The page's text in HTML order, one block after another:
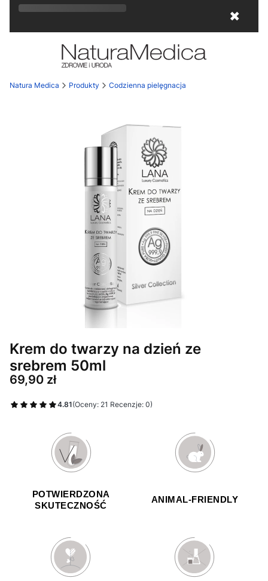
Rozkwitaj na wiosnę! Z kodem ✖
Natura Medica Produkty Codzienna pielęgnacja
Krem do twarzy na dzień ze
srebrem 50ml
Cena
69,90 zł
4.81(Oceny: 21 Recenzje: 0)
POTWIERDZONA
SKUTECZNOŚĆ
ANIMAL-FRIENDLY